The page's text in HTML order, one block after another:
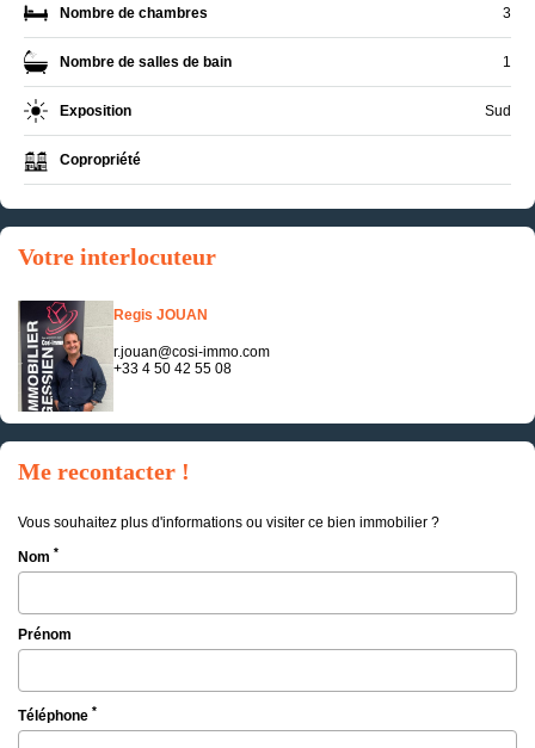
Nombre de chambres 3
Nombre de salles de bain 1
Exposition Sud
Copropriété
Votre interlocuteur
Regis JOUAN
r.jouan@cosi-immo.com
+33 4 50 42 55 08
Me recontacter !
Vous souhaitez plus d'informations ou visiter ce bien immobilier ?
Nom *
Prénom
Téléphone *